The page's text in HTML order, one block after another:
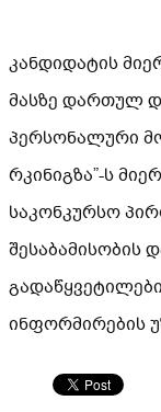
კანდიდატის
მასზე დართულ
პერსონალური
რკინიგზა”-ს
საკონკურსო
შესაბამისობის
ინფორმირების